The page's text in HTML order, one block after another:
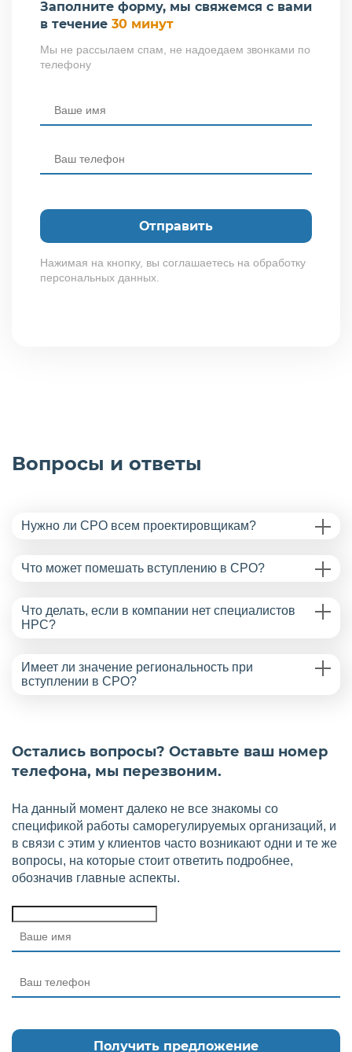
Заполните форму, мы свяжемся с вами
в течение 30 минут
Мы не рассылаем спам, не надоедаем звонками по
телефону
Нажимая на кнопку, вы соглашаетесь на обработку
персональных данных.
Вопросы и ответы
Нужно ли СРО всем проектировщикам?
Что может помешать вступлению в СРО?
Что делать, если в компании нет специалистов
НРС?
Имеет ли значение региональность при
вступлении в СРО?
Остались вопросы? Оставьте ваш номер
телефона, мы перезвоним.
На данный момент далеко не все знакомы со
спецификой работы саморегулируемых организаций, и
в связи с этим у клиентов часто возникают одни и те же
вопросы, на которые стоит ответить подробнее,
обозначив главные аспекты.